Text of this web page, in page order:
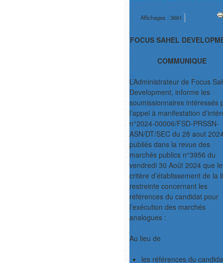
Affichages : 3661
FOCUS SAHEL
COMMUNIQUE
L’Administrateur de Focus
Development, informe les
soumissionnaires intéressés
l’appel à manifestation
n°2024-00006/FSD-PRSSN-
ASN/DT/SEC du 28 aout
publiés dans la revue des
marchés publics n°3956 du
vendredi 30 Août 2024 que le
critère d’établissement de la
restreinte concernant les
références du candidat pour
l’exécution des marchés
analogues :
Au lieu de
les références du